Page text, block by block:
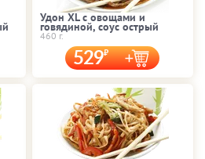
Удон XL с овощами и
говядиной, соус острый
460 г.
529